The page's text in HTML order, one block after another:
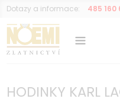
Dotazy a informace: 485 160
HODINKY KARL